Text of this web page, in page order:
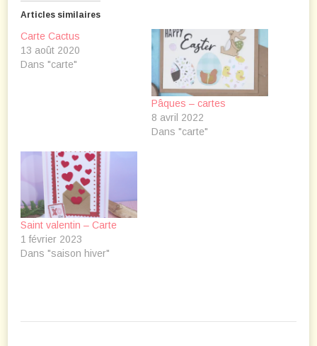
Articles similaires
Carte Cactus
13 août 2020
Dans "carte"
Pâques – cartes
8 avril 2022
Dans "carte"
Saint valentin – Carte
1 février 2023
Dans "saison hiver"